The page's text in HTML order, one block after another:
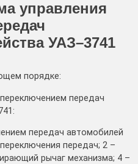
управления
УАЗ–3741
порядке:
пеpедач
пеpедач автомобилей
пеpедач; 2 –
pычаг механизма; 4 –